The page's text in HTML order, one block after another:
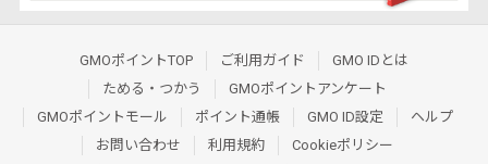
GMOポイントTOP ご利用ガイド
GMO IDとは
ためる・つかう
GMOポイントアンケート
GMOポイントモール
ポイント通帳 GMO ID設定
ヘルプ
お問い合わせ
利用規約
Cookieポリシー